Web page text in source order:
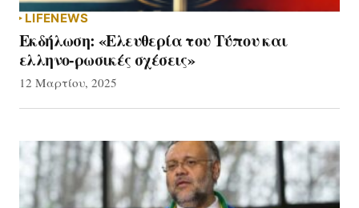
LIFENEWS
Εκδήλωση: «Ελευθερία του Τύπου και
ελληνο-ρωσικές σχέσεις»
12 Μαρτίου, 2025